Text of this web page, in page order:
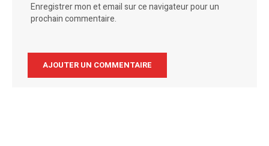
Enregistrer mon et email sur ce navigateur pour un
prochain commentaire.